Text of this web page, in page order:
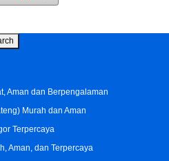
Aman dan Berpengalaman
Murah dan Aman
Terpercaya
Aman, dan Terpercaya